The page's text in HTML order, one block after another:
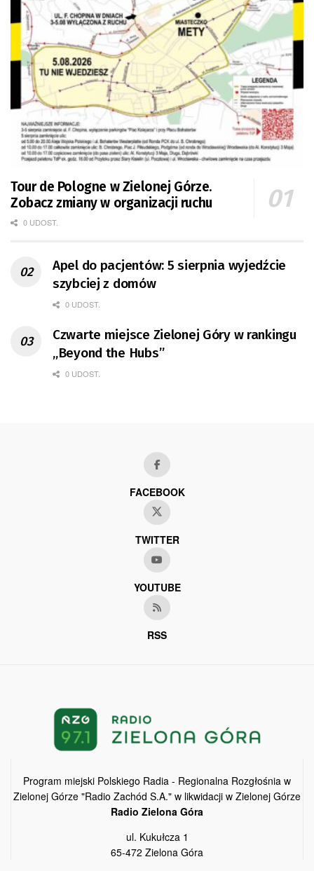
Tour de Pologne w Zielonej Górze.
Zobacz zmiany w organizacji ruchu
0 UDOST.
Apel do pacjentów: 5 sierpnia wyjedźcie
szybciej z domów
0 UDOST.
Czwarte miejsce Zielonej Góry w rankingu
„Beyond the Hubs”
0 UDOST.
FACEBOOK
TWITTER
YOUTUBE
RSS
Program miejski Polskiego Radia - Regionalna Rozgłośnia w
Zielonej Górze "Radio Zachód S.A." w likwidacji w Zielonej Górze
Radio Zielona Góra
ul. Kukułcza 1
65-472 Zielona Góra